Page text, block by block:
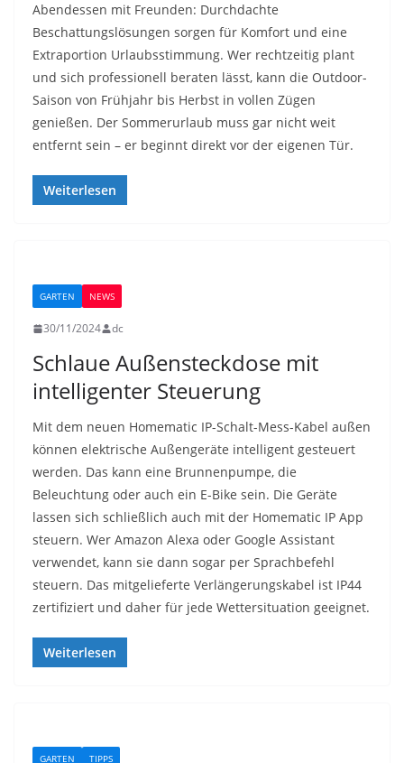
Abendessen mit Freunden: Durchdachte
Beschattungslösungen sorgen für Komfort und eine
Extraportion Urlaubsstimmung. Wer rechtzeitig plant
und sich professionell beraten lässt, kann die Outdoor-
Saison von Frühjahr bis Herbst in vollen Zügen
genießen. Der Sommerurlaub muss gar nicht weit
entfernt sein – er beginnt direkt vor der eigenen Tür.
Weiterlesen
GARTEN NEWS
30/11/2024 dc
Schlaue Außensteckdose mit
intelligenter Steuerung
Mit dem neuen Homematic IP-Schalt-Mess-Kabel außen
können elektrische Außengeräte intelligent gesteuert
werden. Das kann eine Brunnenpumpe, die
Beleuchtung oder auch ein E-Bike sein. Die Geräte
lassen sich schließlich auch mit der Homematic IP App
steuern. Wer Amazon Alexa oder Google Assistant
verwendet, kann sie dann sogar per Sprachbefehl
steuern. Das mitgelieferte Verlängerungskabel ist IP44
zertifiziert und daher für jede Wettersituation geeignet.
Weiterlesen
GARTEN TIPPS